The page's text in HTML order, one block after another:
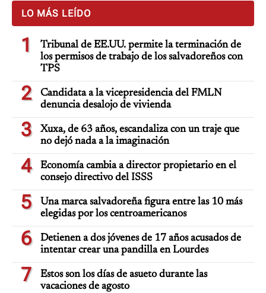
LO MÁS LEÍDO
1
Tribunal de EE.UU. permite la terminación de
los permisos de trabajo de los salvadoreños con
TPS
2
Candidata a la vicepresidencia del FMLN
denuncia desalojo de vivienda
3
Xuxa, de 63 años, escandaliza con un traje que
no dejó nada a la imaginación
4
Economía cambia a director propietario en el
consejo directivo del ISSS
5
Una marca salvadoreña figura entre las 10 más
elegidas por los centroamericanos
6
Detienen a dos jóvenes de 17 años acusados de
intentar crear una pandilla en Lourdes
7
Estos son los días de asueto durante las
vacaciones de agosto